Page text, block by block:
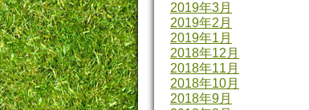
2019年3月
2019年2月
2019年1月
2018年12月
2018年11月
2018年10月
2018年9月